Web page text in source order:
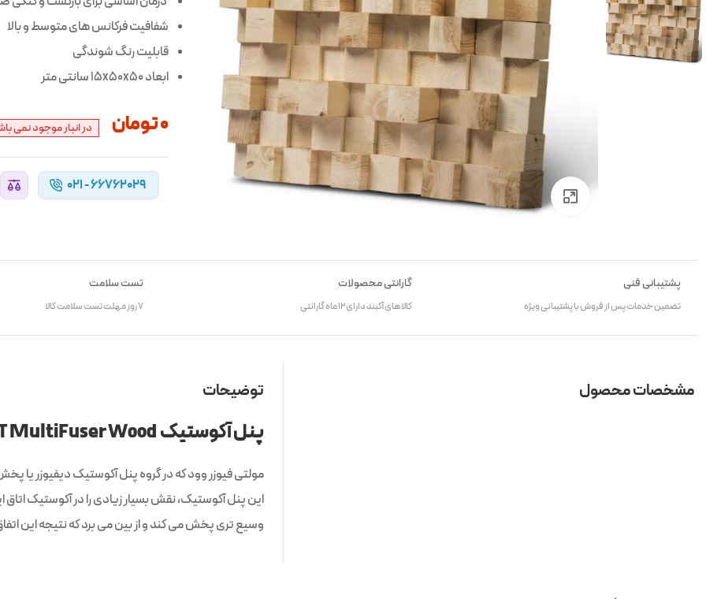
میکسر صدا
پری امپ و پردازنده
رکوردر صدا
برای بزرگنمایی کلیک کنید
شفافیت فرکانس های متوسط و بالا
قابلیت رنگ شوندگی
ابعاد 15x50x50 سانتی متر
0تومان در انبار موجود نمی
66762029 - 021
پشتیبانی فنی
تضمین خدمات پس از فروش با پشتیبانی ویژه
گارانتی محصولات
کالاهای آکبند دارای 12 ماه گارانتی
تست سلامت
7 روز مهلت تست سلامت کالا
مشخصات محصول توضیحات
پنل آکوستیک SILENT MultiFuser Wood :
این پنل آکوستیک، نقش بسیار زیادی را در آکوستیک اتاق
وسیع تری پخش می کند و از بین می برد که نتیجه این